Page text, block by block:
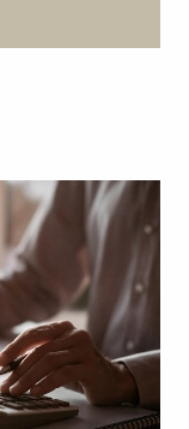
réelle de votre
met à votre
performants
et fiable.